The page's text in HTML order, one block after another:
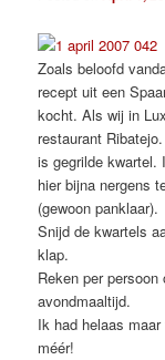
Zoals beloofd
recept uit een
kocht. Als wij in
restaurant
is gegrilde
hier bijna nergens
(gewoon panklaar).
Snijd de kwartels
klap.
Reken per
avondmaaltijd.
Ik had helaas
méér!